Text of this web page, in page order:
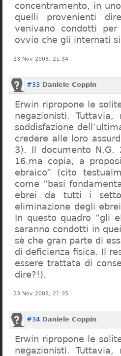
concentramento, in
quelli provenienti
venivano condotti
ovvio che gli internati
23 Nov 2008, 21:34
#33 Daniele Coppin
Erwin ripropone le
negazionisti.
soddisfazione
credere alle loro
3). Il documento N.G.
16.ma copia, a
ebraico” (cito
come “basi
ebrei da tutti i
eliminazione degli
In questo quadro “gli
saranno condotti in
sè che gran parte di
di deficienza fisica. Il
essere trattata di
dire?!).
23 Nov 2008, 21:35
#34 Daniele Coppin
Erwin ripropone le
negazionisti.